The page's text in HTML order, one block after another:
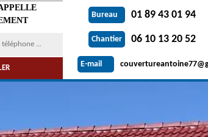
Bureau 01 89 43 01 94
Chantier 06 10 13 20 52
E-mail